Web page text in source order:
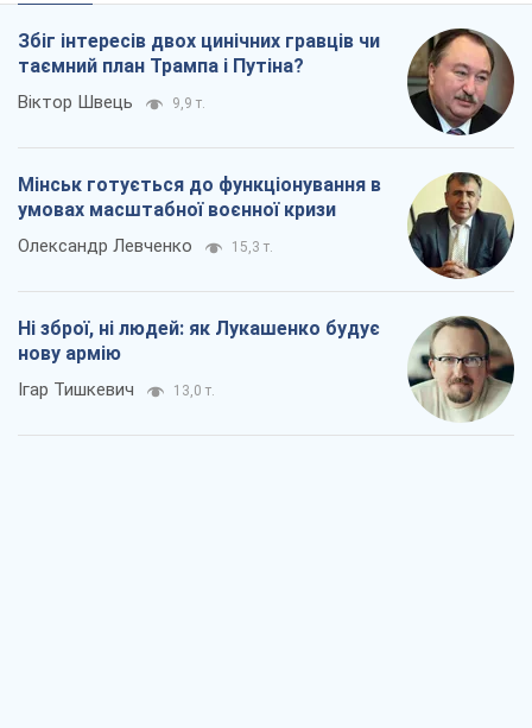
Збіг інтересів двох цинічних гравців чи
таємний план Трампа і Путіна?
Віктор Швець 9,9 т.
Мінськ готується до функціонування в
умовах масштабної воєнної кризи
Олександр Левченко 15,3 т.
Ні зброї, ні людей: як Лукашенко будує
нову армію
Ігар Тишкевич 13,0 т.